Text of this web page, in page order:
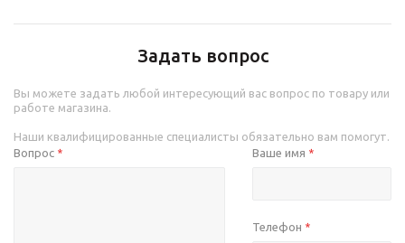
Задать вопрос
Вы можете задать любой интересующий вас вопрос по товару или
работе магазина.
Наши квалифицированные специалисты обязательно вам помогут.
Вопрос * Ваше имя *
Телефон *